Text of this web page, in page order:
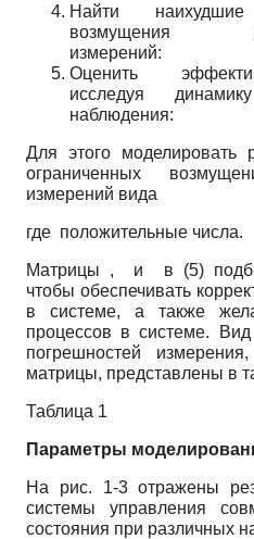
Найти
возмущения
Оценить
исследуя
наблюдения:
Для этого моделировать
ограниченных
измерений вида
где положительные числа.
Матрицы , и в (5)
чтобы обеспечивать
в системе, а также
процессов в системе.
погрешностей
матрицы, представлены в
Таблица 1
Параметры
На рис. 1-3 отражены
системы управления
состояния при различных